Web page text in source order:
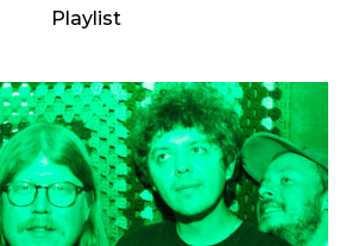
Playlist